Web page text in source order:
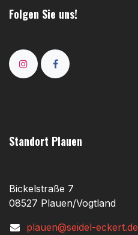
Folgen Sie uns!
Standort Plauen
Bickelstraße 7
08527 Plauen/Vogtland
plauen@seidel-eckert.de